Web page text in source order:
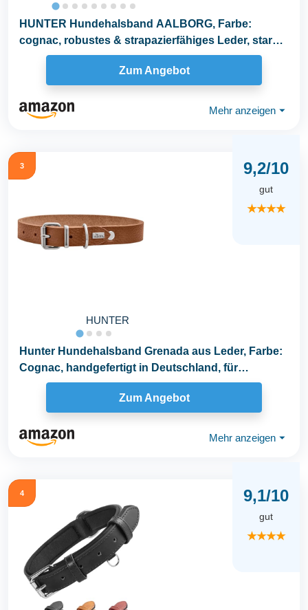
HUNTER Hundehalsband AALBORG, Farbe:
cognac, robustes & strapazierfähiges Leder, starke
Fettung...
Zum Angebot
Mehr anzeigen ⏷
3
HUNTER
9,2/10
gut
★★★★
Hunter Hundehalsband Grenada aus Leder, Farbe:
Cognac, handgefertigt in Deutschland, für
Training...
Zum Angebot
Mehr anzeigen ⏷
4 9,1/10
gut
★★★★